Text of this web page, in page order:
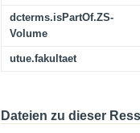
dcterms.isPartOf.ZS-
Volume
utue.fakultaet
Dateien zu dieser